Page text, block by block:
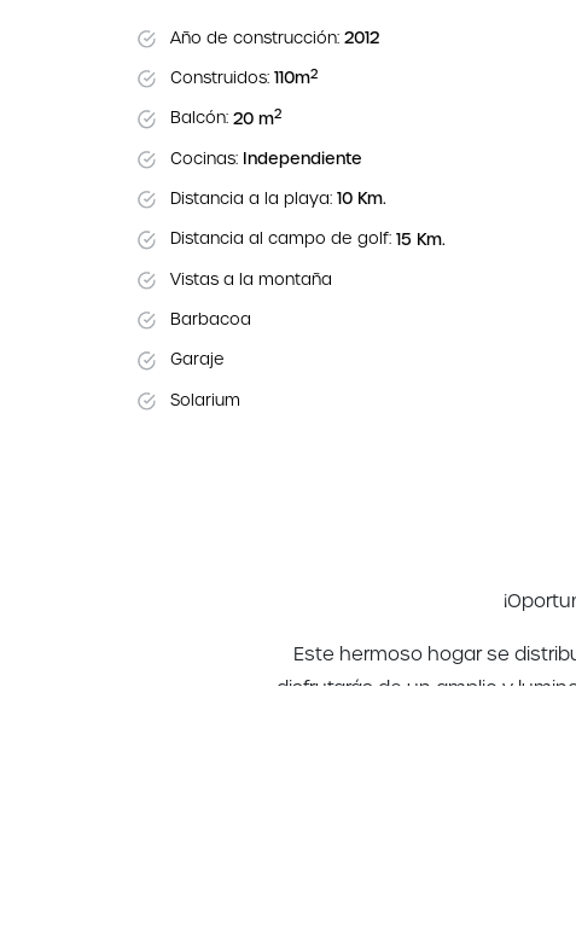
Año de construcción:2012
Construidos:110m2
Balcón:20 m2
Cocinas: Independiente
Distancia a la playa:10 Km.
Distancia al campo de golf:15 Km.
Vistas a la montaña
Barbacoa
Garaje
Solarium
Este hermoso hogar se
disfrutarás de un amplio y
delantera y un patio con
La tercera planta está dedicada